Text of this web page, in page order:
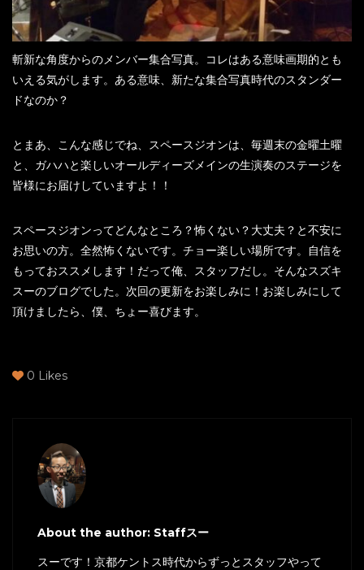
斬新な角度からのメンバー集合写真。コレはある意味画期的とも
いえる気がします。ある意味、新たな集合写真時代のスタンダー
ドなのか？
とまあ、こんな感じでね、スペースジオンは、毎週末の金曜土曜
と、ガハハと楽しいオールディーズメインの生演奏のステージを
皆様にお届けしていますよ！！
スペースジオンってどんなところ？怖くない？大丈夫？と不安に
お思いの方。全然怖くないです。チョー楽しい場所です。自信を
もっておススメします！だって俺、スタッフだし。そんなスズキ
スーのブログでした。次回の更新をお楽しみに！お楽しみにして
頂けましたら、僕、ちょー喜びます。
0 Likes
About the author: Staffスー
スーです！京都ケントス時代からずっとスタッフやって